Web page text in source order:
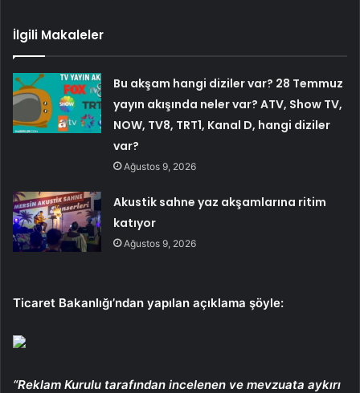
İlgili Makaleler
Bu akşam hangi diziler var? 28 Temmuz
yayın akışında neler var? ATV, Show TV,
NOW, TV8, TRT1, Kanal D, hangi diziler
var?
Ağustos 9, 2026
Akustik sahne yaz akşamlarına ritim
katıyor
Ağustos 9, 2026
Ticaret Bakanlığı’ndan yapılan açıklama şöyle:
“Reklam Kurulu tarafından incelenen ve mevzuata aykırı